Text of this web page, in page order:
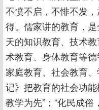
不愤不启，不悱不发
得。儒家讲的教育，
天的知识教育、技术
术教育、身体教育等
家庭教育、社会教育
记》把教育的社会功能
教学为先”；“化民成